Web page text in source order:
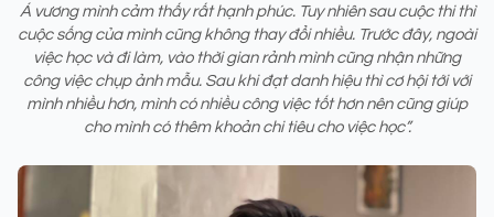
Á vương mình cảm thấy rất hạnh phúc. Tuy nhiên sau cuộc thi thì
cuộc sống của mình cũng không thay đổi nhiều. Trước đây, ngoài
việc học và đi làm, vào thời gian rảnh mình cũng nhận những
công việc chụp ảnh mẫu. Sau khi đạt danh hiệu thì cơ hội tới với
mình nhiều hơn, mình có nhiều công việc tốt hơn nên cũng giúp
cho mình có thêm khoản chi tiêu cho việc học”.